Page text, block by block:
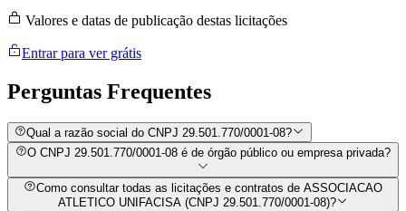
Valores e datas de publicação destas licitações
Entrar para ver grátis
Perguntas Frequentes
Qual a razão social do CNPJ 29.501.770/0001-08?
O CNPJ 29.501.770/0001-08 é de órgão público ou empresa privada?
Como consultar todas as licitações e contratos de ASSOCIACAO
ATLETICO UNIFACISA (CNPJ 29.501.770/0001-08)?